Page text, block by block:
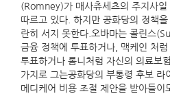
(Romney)가 매사츄세츠의 주지사
따르고 있다. 하지만 공화당의 정책
란히 서지 못한다.오바마는 콜린스
금융 정책에 투표하거나, 맥케인 처
투표하거나 롬니처럼 자신의 의료보
가지로 그는공화당의 부통령 후보 라
메디케어 비용 조절 제안을 받아들이